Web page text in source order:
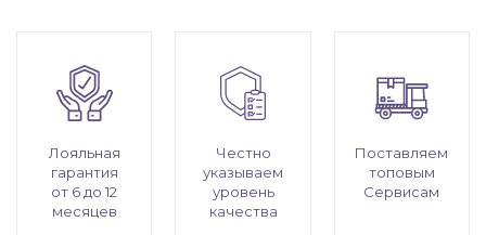
Лояльная
гарантия
от 6 до 12
месяцев
Честно
указываем
уровень
качества
Поставляем
топовым
Сервисам